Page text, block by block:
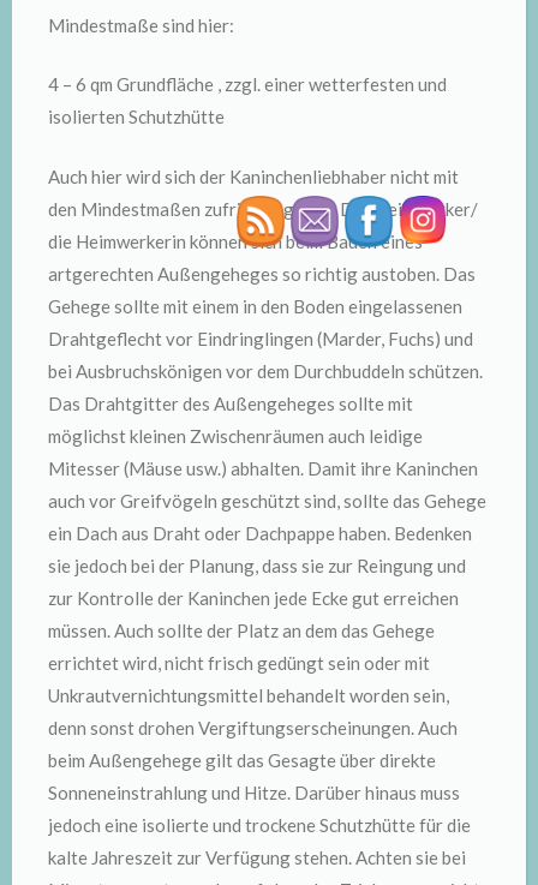
Mindestmaße sind hier:
4 – 6 qm Grundfläche , zzgl. einer wetterfesten und
isolierten Schutzhütte
Auch hier wird sich der Kaninchenliebhaber nicht mit
den Mindestmaßen zufrieden geben. Der Heimwerker/
die Heimwerkerin können sich beim Bauen eines
artgerechten Außengeheges so richtig austoben. Das
Gehege sollte mit einem in den Boden eingelassenen
Drahtgeflecht vor Eindringlingen (Marder, Fuchs) und
bei Ausbruchskönigen vor dem Durchbuddeln schützen.
Das Drahtgitter des Außengeheges sollte mit
möglichst kleinen Zwischenräumen auch leidige
Mitesser (Mäuse usw.) abhalten. Damit ihre Kaninchen
auch vor Greifvögeln geschützt sind, sollte das Gehege
ein Dach aus Draht oder Dachpappe haben. Bedenken
sie jedoch bei der Planung, dass sie zur Reingung und
zur Kontrolle der Kaninchen jede Ecke gut erreichen
müssen. Auch sollte der Platz an dem das Gehege
errichtet wird, nicht frisch gedüngt sein oder mit
Unkrautvernichtungsmittel behandelt worden sein,
denn sonst drohen Vergiftungserscheinungen. Auch
beim Außengehege gilt das Gesagte über direkte
Sonneneinstrahlung und Hitze. Darüber hinaus muss
jedoch eine isolierte und trockene Schutzhütte für die
kalte Jahreszeit zur Verfügung stehen. Achten sie bei